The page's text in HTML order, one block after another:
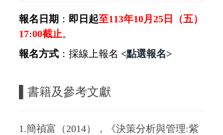
報名日期 ： 即日起至113年10月25 日（五）
17:00截止。
報名方式 ：採線上報名 <點選報名>
書籍及參考文獻
1.簡禎富（2014），《決策分析與管理:紫